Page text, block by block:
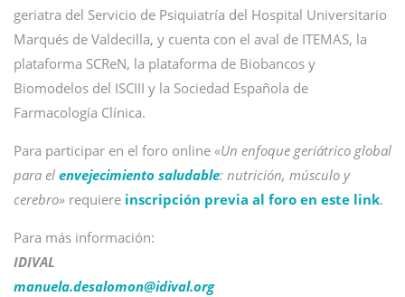
geriatra del Servicio de Psiquiatría del Hospital Universitario
Marqués de Valdecilla, y cuenta con el aval de ITEMAS, la
plataforma SCReN, la plataforma de Biobancos y
Biomodelos del ISCIII y la Sociedad Española de
Farmacología Clínica.
Para participar en el foro online «Un enfoque geriátrico global
para el envejecimiento saludable: nutrición, músculo y
cerebro» requiere inscripción previa al foro en este link.
Para más información:
IDIVAL
manuela.desalomon@idival.org